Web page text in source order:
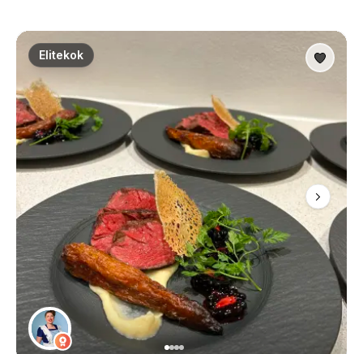
Elitekok